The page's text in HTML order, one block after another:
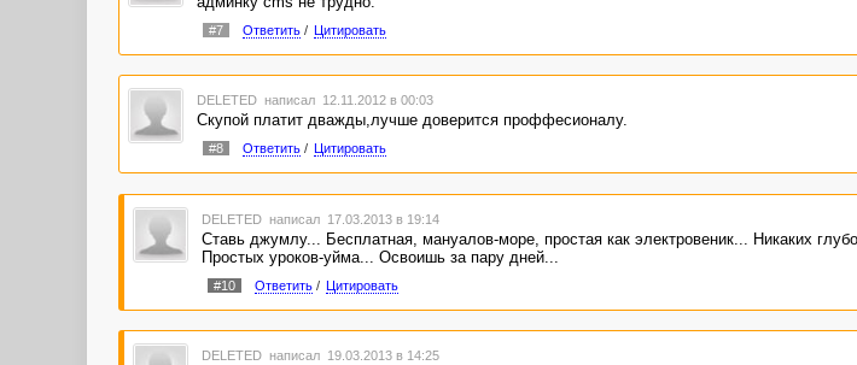
#7 Ответить/ Цитировать
DELETED написал 12.11.2012 в 00:03
Скупой платит дважды,лучше доверится проффесионалу.
#8 Ответить/ Цитировать
DELETED написал 17.03.2013 в 19:14
Ставь джумлу... Бесплатная, мануалов-море, простая как электровеник... Никаких
Простых уроков-уйма... Освоишь за пару дней...
#10 Ответить/ Цитировать
DELETED написал 19.03.2013 в 14:25